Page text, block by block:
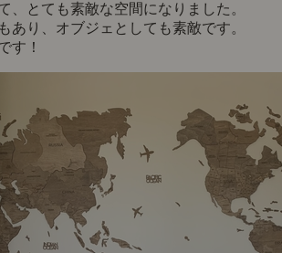
、とても素敵な空間になりました。
あり、オブジェとしても素敵です。
す！